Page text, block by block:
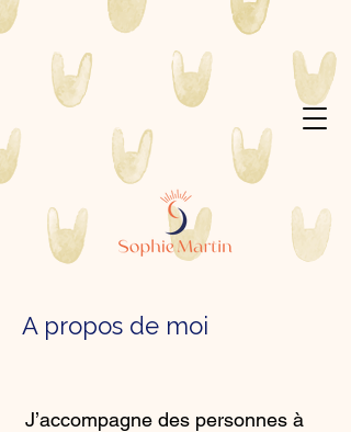
A propos de moi
J’accompagne des personnes à